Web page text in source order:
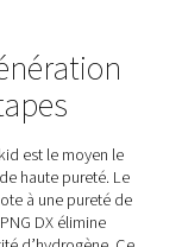
haut de
de
filtration haute
composants sont